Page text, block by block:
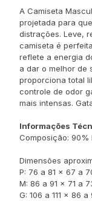
A Camiseta
projetada para
distrações. Leve,
camiseta é
reflete a energia
a dar o melhor de
proporciona total
controle de odor
mais intensas.
Informações
Composição: 90%
Dimensões
P: 76 a 81 x 67 a
M: 86 a 91 x 71 a
G: 106 a 111 x 86 a